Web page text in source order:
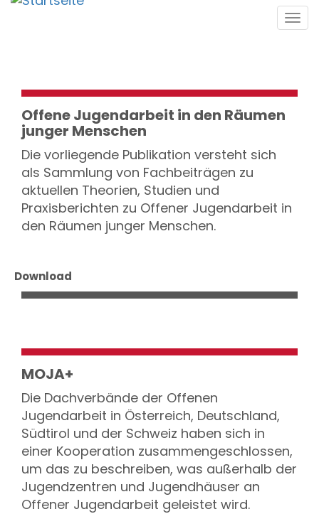
Direkt
Offene Jugendarbeit in den Räumen
junger Menschen
Die vorliegende Publikation versteht sich
als Sammlung von Fachbeiträgen zu
aktuellen Theorien, Studien und
Praxisberichten zu Offener Jugendarbeit in
den Räumen junger Menschen.
Download
MOJA+
Die Dachverbände der Offenen
Jugendarbeit in Österreich, Deutschland,
Südtirol und der Schweiz haben sich in
einer Kooperation zusammengeschlossen,
um das zu beschreiben, was außerhalb der
Jugendzentren und Jugendhäuser an
Offener Jugendarbeit geleistet wird.